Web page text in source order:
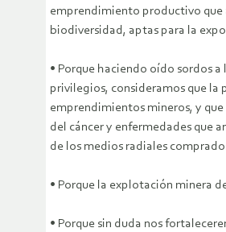
emprendimiento productivo que
biodiversidad, aptas para la
• Porque haciendo oído sordos
privilegios, consideramos que la
emprendimientos mineros, y
del cáncer y enfermedades que
de los medios radiales
• Porque la explotación minera
• Porque sin duda nos